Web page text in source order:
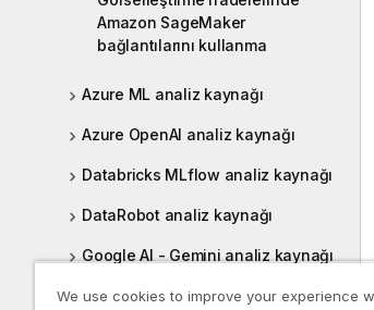
Amazon SageMaker
bağlantılarını kullanma
Azure ML analiz kaynağı
Azure OpenAI analiz kaynağı
Databricks MLflow analiz kaynağı
DataRobot analiz kaynağı
Google AI - Gemini analiz kaynağı
Hugging Face analiz kaynağı
We use cookies to improve your experience